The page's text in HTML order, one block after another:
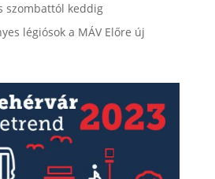
szombattól keddig
légiósok a MÁV Előre új